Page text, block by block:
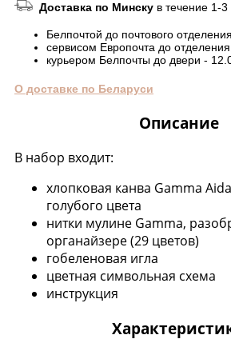
Доставка по Минску в течение 1-3
Белпочтой до почтового
сервисом Европочта до
курьером Белпочты до двери -
О доставке по Беларуси
Описание
В набор входит:
хлопковая канва Gamma
голубого цвета
нитки мулине Gamma,
органайзере (29 цветов)
гобеленовая игла
цветная символьная схема
инструкция